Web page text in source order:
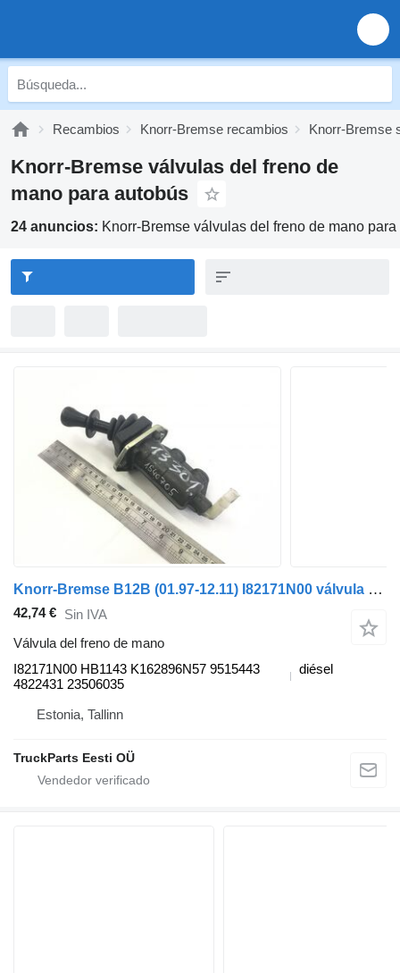
Recambios Knorr-Bremse recambios Knorr-Bremse
Knorr-Bremse válvulas del freno de
mano para autobús
24 anuncios: Knorr-Bremse válvulas del freno de mano
Knorr-Bremse B12B (01.97-12.11) I82171N00 válvula del freno de mano para Volvo B6, B7, B9, B10, B12 bus (1978-2011) autobús
42,74 € Sin IVA
Válvula del freno de mano
I82171N00 HB1143 K162896N57 9515443
4822431 23506035
diésel
Estonia, Tallinn
TruckParts Eesti OÜ